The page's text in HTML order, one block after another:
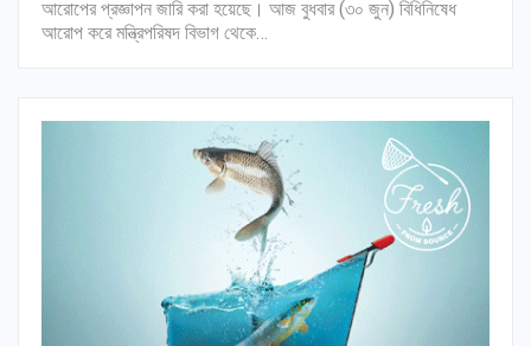
আরোপের প্রজ্ঞাপন জারি করা হয়েছে। আজ বুধবার (৩০ জুন) বিধিনিষেধ
আরোপ করে মন্ত্রিপরিষদ বিভাগ থেকে…